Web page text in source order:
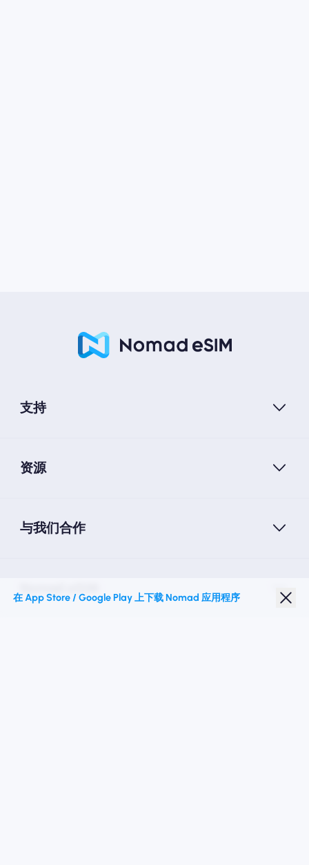
支持
资源
与我们合作
在 App Store / Google Play 上下载 Nomad 应用程序